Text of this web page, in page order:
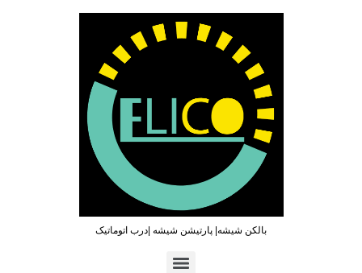
بالکن شیشه| پارتیشن شیشه |درب اتوماتیک